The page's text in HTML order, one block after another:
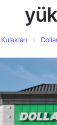
Kulakları